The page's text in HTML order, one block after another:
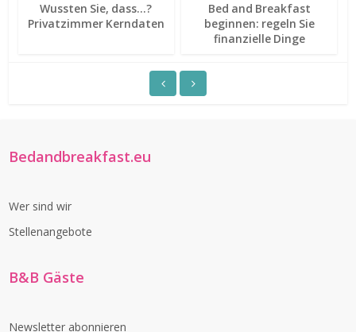
Wussten Sie, dass…?
Privatzimmer Kerndaten
Bed and Breakfast
beginnen: regeln Sie
finanzielle Dinge
Bedandbreakfast.eu
Wer sind wir
Stellenangebote
B&B Gäste
Newsletter abonnieren